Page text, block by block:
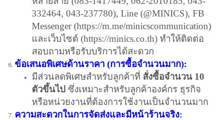
332464, 043-237780), Line (@MINICS), FB
Messenger (https://m.me/minicscommunication)
และเว็บไซต์ (https://minics.co.th) ทำให้ติดต่อ
สอบถามหรือรับบริการได้สะดวก
ข้อเสนอพิเศษด้านราคา (การซื้อจำนวนมาก):
มีส่วนลดพิเศษสำหรับลูกค้าที่ สั่งซื้อจำนวน 10
ตัวขึ้นไป ซึ่งเหมาะสำหรับลูกค้าองค์กร ธุรกิจ
หรือหน่วยงานที่ต้องการใช้งานเป็นจำนวนมาก
ความสะดวกในการจัดส่งและมีหน้าร้านจริง: